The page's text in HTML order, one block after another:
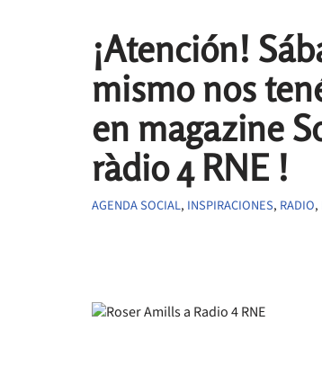
¡Atención!
mismo nos
en magazine
ràdio 4 RNE !
AGENDA SOCIAL, INSPIRACIONES, RADIO,